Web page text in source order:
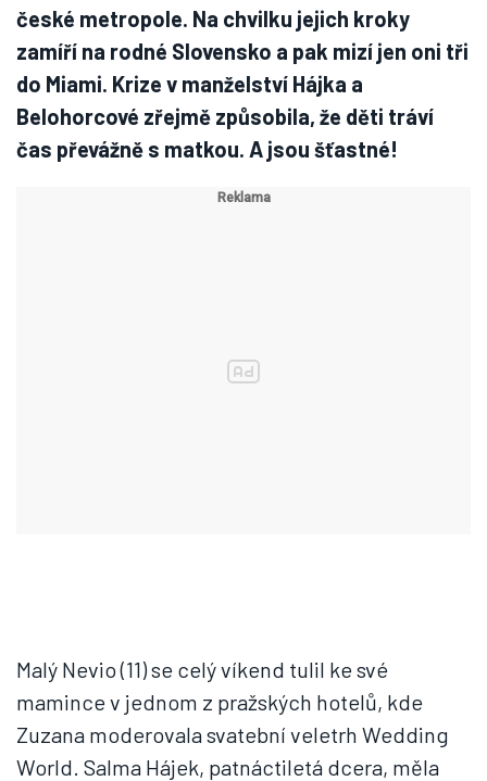
české metropole. Na chvilku jejich kroky
zamíří na rodné Slovensko a pak mizí jen oni tři
do Miami. Krize v manželství Hájka a
Belohorcové zřejmě způsobila, že děti tráví
čas převážně s matkou. A jsou šťastné!
Malý Nevio (11) se celý víkend tulil ke své
mamince v jednom z pražských hotelů, kde
Zuzana moderovala svatební veletrh Wedding
World. Salma Hájek, patnáctiletá dcera, měla